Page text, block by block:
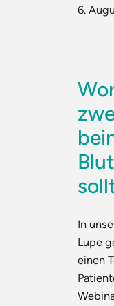
6.
In
Lupe
einen